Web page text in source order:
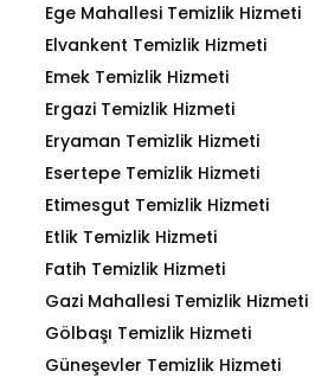
Ege Mahallesi Temizlik Hizmeti
Elvankent Temizlik Hizmeti
Emek Temizlik Hizmeti
Ergazi Temizlik Hizmeti
Eryaman Temizlik Hizmeti
Esertepe Temizlik Hizmeti
Etimesgut Temizlik Hizmeti
Etlik Temizlik Hizmeti
Fatih Temizlik Hizmeti
Gazi Mahallesi Temizlik Hizmeti
Gölbaşı Temizlik Hizmeti
Güneşevler Temizlik Hizmeti